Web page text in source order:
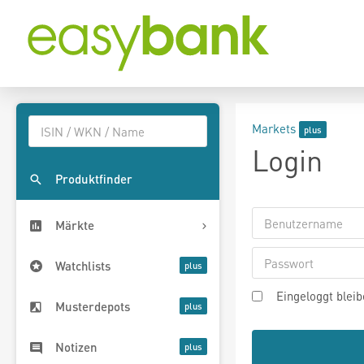
Produktfinder
Märkte
Watchlists
Musterdepots
Notizen
Markets
Login
Eingeloggt